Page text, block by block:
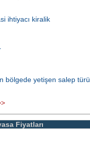
ihtiyacı kiralik
bölgede yetişen salep türü
Fiyatları